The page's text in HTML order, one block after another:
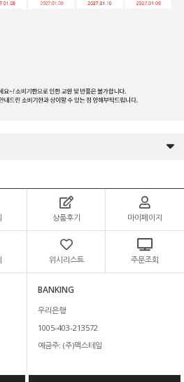
상품후기 마이페이지
위시리스트 주문조회
BANKING
우리은행
1005-403-213572
예금주: (주)맥스테일